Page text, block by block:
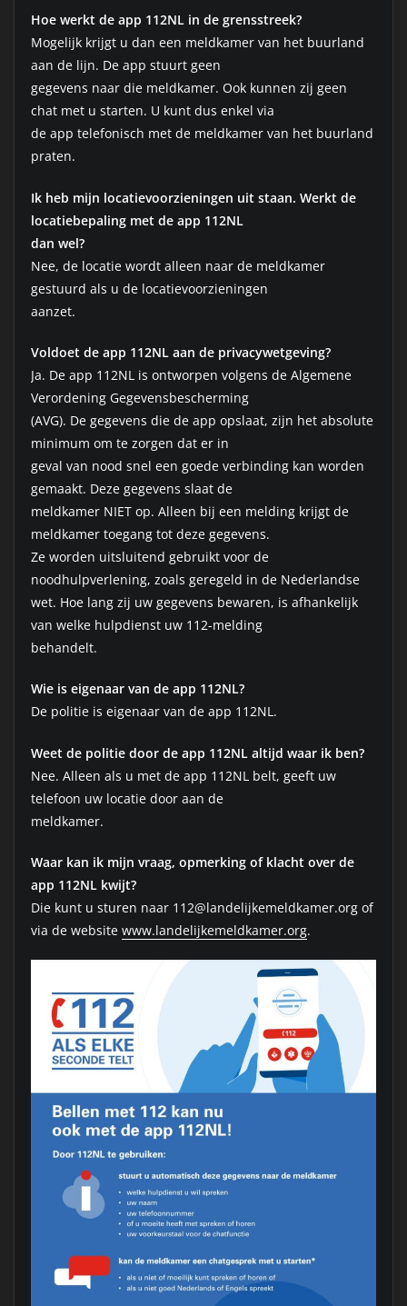
Hoe werkt de app 112NL in de grensstreek?
Mogelijk krijgt u dan een meldkamer van het buurland
aan de lijn. De app stuurt geen
gegevens naar die meldkamer. Ook kunnen zij geen
chat met u starten. U kunt dus enkel via
de app telefonisch met de meldkamer van het buurland
praten.
Ik heb mijn locatievoorzieningen uit staan. Werkt de
locatiebepaling met de app 112NL
dan wel?
Nee, de locatie wordt alleen naar de meldkamer
gestuurd als u de locatievoorzieningen
aanzet.
Voldoet de app 112NL aan de privacywetgeving?
Ja. De app 112NL is ontworpen volgens de Algemene
Verordening Gegevensbescherming
(AVG). De gegevens die de app opslaat, zijn het absolute
minimum om te zorgen dat er in
geval van nood snel een goede verbinding kan worden
gemaakt. Deze gegevens slaat de
meldkamer NIET op. Alleen bij een melding krijgt de
meldkamer toegang tot deze gegevens.
Ze worden uitsluitend gebruikt voor de
noodhulpverlening, zoals geregeld in de Nederlandse
wet. Hoe lang zij uw gegevens bewaren, is afhankelijk
van welke hulpdienst uw 112-melding
behandelt.
Wie is eigenaar van de app 112NL?
De politie is eigenaar van de app 112NL.
Weet de politie door de app 112NL altijd waar ik ben?
Nee. Alleen als u met de app 112NL belt, geeft uw
telefoon uw locatie door aan de
meldkamer.
Waar kan ik mijn vraag, opmerking of klacht over de
app 112NL kwijt?
Die kunt u sturen naar 112@landelijkemeldkamer.org of
via de website www.landelijkemeldkamer.org.